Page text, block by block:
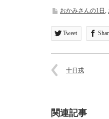
おかみさんの1日 ,
Tweet
十日戎
関連記事